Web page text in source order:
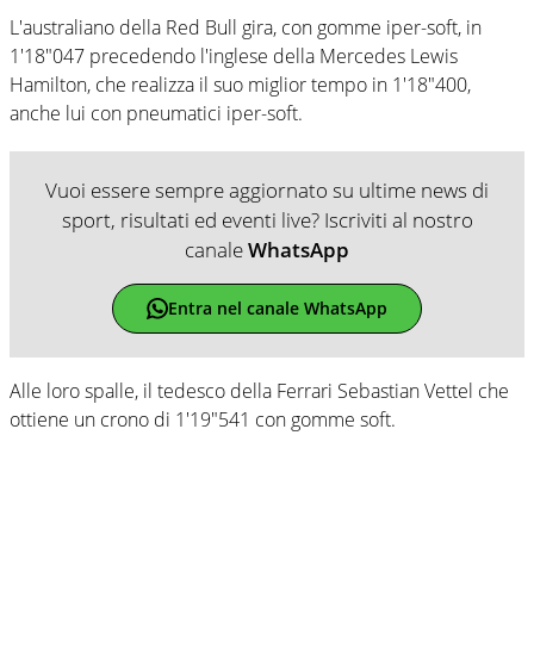
L'australiano della Red Bull gira, con gomme iper-soft, in
1'18"047 precedendo l'inglese della Mercedes Lewis
Hamilton, che realizza il suo miglior tempo in 1'18"400,
anche lui con pneumatici iper-soft.
Vuoi essere sempre aggiornato su ultime news di
sport, risultati ed eventi live? Iscriviti al nostro
canaleWhatsApp
Entra nel canale WhatsApp
Alle loro spalle, il tedesco della Ferrari Sebastian Vettel che
ottiene un crono di 1'19"541 con gomme soft.